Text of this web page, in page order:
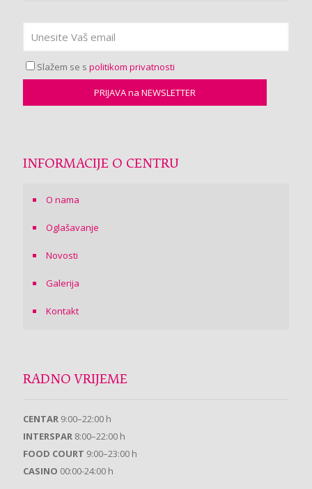
Slažem se s politikom privatnosti
INFORMACIJE O CENTRU
O nama
Oglašavanje
Novosti
Galerija
Kontakt
RADNO VRIJEME
CENTAR 9:00–22:00 h
INTERSPAR 8:00–22:00 h
FOOD COURT 9:00–23:00 h
CASINO 00:00-24:00 h